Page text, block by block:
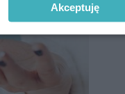
Akceptuję